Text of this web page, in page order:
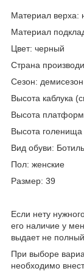
Материал верха:
Материал
Цвет: черный
Страна
Сезон: демисезон
Высота каблука
Высота
Высота
Вид обуви:
Пол: женские
Размер: 39
Если нету
его наличие у
выдает не
При выборе
необходимо